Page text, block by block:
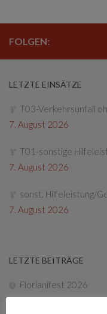
FOLGEN:
LETZTE EINSÄTZE
T03-Verkehrsunfall
7. August 2026
T01-sonstige
7. August 2026
sonst. Hilfeleistung/
7. August 2026
LETZTE BEITRÄGE
Florianifest 2026
8. April 2026